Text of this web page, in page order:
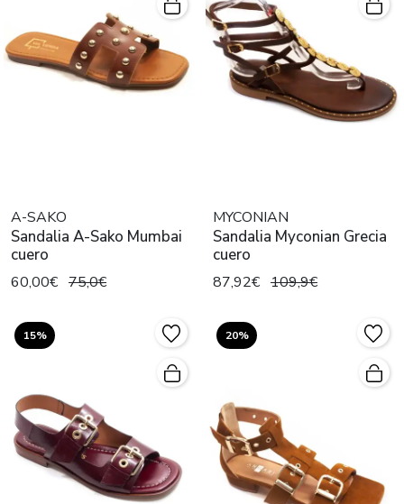
A-SAKO
Sandalia A-Sako Mumbai
cuero
60,00€ 75,0€
MYCONIAN
Sandalia Myconian Grecia
cuero
87,92€ 109,9€
15% 20%